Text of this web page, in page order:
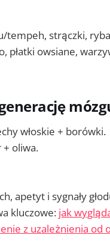
strączki,
płatki owsiane,
włoskie + borówki.
+ oliwa.
apetyt i sygnały
kluczowe: jak
z uzależnienia od